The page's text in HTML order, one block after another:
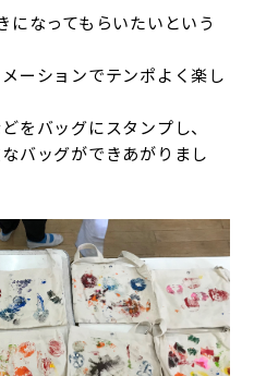
になってもらいたいという
ーションでテンポよく楽し
をバッグにスタンプし、
バッグができあがりまし